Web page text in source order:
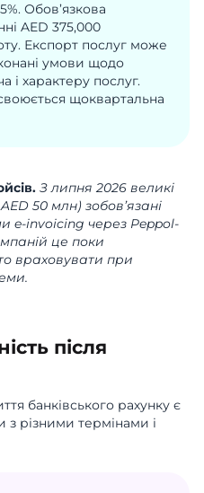
Обов’язкова
AED 375,000
Експорт послуг може
умови щодо
і характеру послуг.
щоквартальна
З липня 2026 великі
50 млн) зобов’язані
e-invoicing через Peppol-
це поки
враховувати при
після
банківського рахунку є
різними термінами і